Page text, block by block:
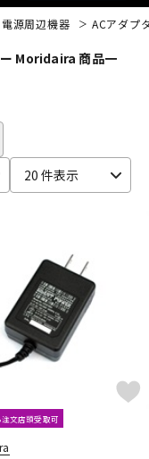
ウクレレ
パーカッション
電子ピアノ
電源周辺機器 ACアダプ
ー Moridaira 商品一
20 件表示
注文店頭受取可